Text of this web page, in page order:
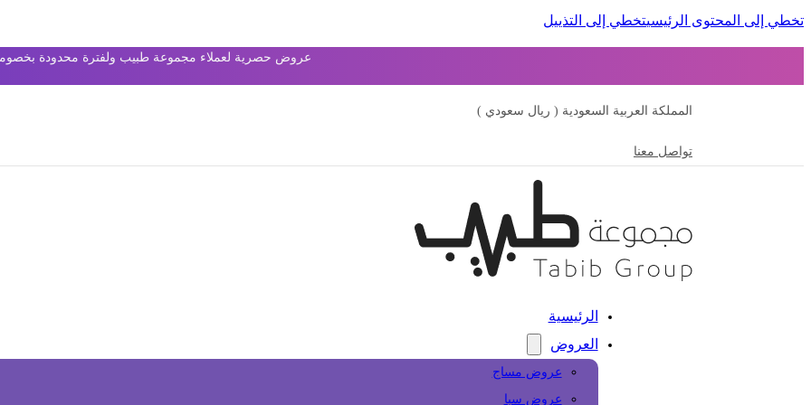
تخطي إلى المحتوى الرئيسيتخطي إلى التذييل
عروض حصرية لعملاء مجموعة طبيب ولفترة محدودة بخصومات
المملكة العربية السعودية ( ريال سعودي )
تواصل معنا
الرئيسية
العروض
عروض مساج
عروض سبا